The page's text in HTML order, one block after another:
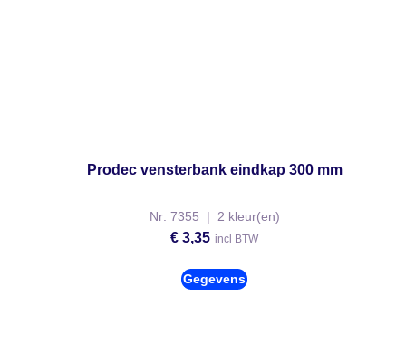
Prodec vensterbank eindkap 300 mm
Nr: 7355 | 2 kleur(en)
€ 3,35 incl BTW
Gegevens